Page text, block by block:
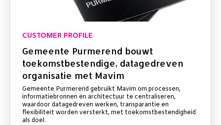
CUSTOMER PROFILE
Gemeente Purmerend bouwt
toekomstbestendige, datagedreven
organisatie met Mavim
Gemeente Purmerend gebruikt Mavim om processen,
informatiebronnen en architectuur te centraliseren,
waardoor datagedreven werken, transparantie en
flexibiliteit worden versterkt, met toekomstbestendigheid
als doel.